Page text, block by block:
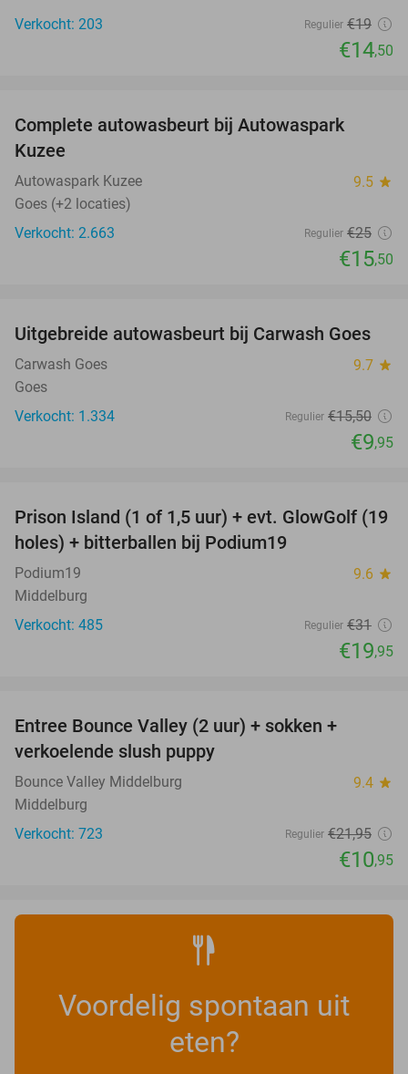
Verkocht: 203
Regulier €19
€14,50
Complete autowasbeurt bij Autowaspark
Kuzee
Autowaspark Kuzee 9.5 star
Goes (+2 locaties)
Verkocht: 2.663
Regulier €25
€15,50
36%
Uitgebreide autowasbeurt bij Carwash Goes
Carwash Goes 9.7 star
Goes
Verkocht: 1.334
Regulier €15,50
€9,95
36%
Prison Island (1 of 1,5 uur) + evt. GlowGolf (19
holes) + bitterballen bij Podium19
Podium19 9.6 star
Middelburg
Verkocht: 485
Regulier €31
€19,95
Entree Bounce Valley (2 uur) + sokken +
verkoelende slush puppy
Bounce Valley Middelburg 9.4 star
Middelburg
Verkocht: 723
Regulier €21,95
€10,95
Voordelig spontaan uit
eten?